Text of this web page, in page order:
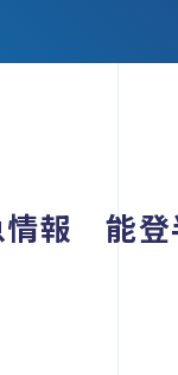
情報 能